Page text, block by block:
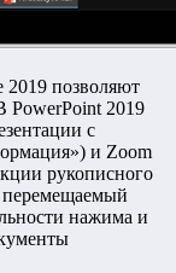
позволяют
PowerPoint 2019
с
и Zoom
рукописного
перемещаемый
нажима и